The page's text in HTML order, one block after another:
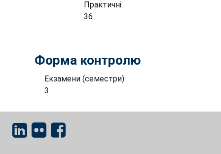
Практичні:
36
Форма контролю
Екзамени (семестри):
3